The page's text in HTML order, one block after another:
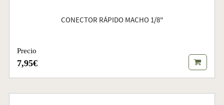
CONECTOR RÁPIDO MACHO 1/8"
Precio
7,95€